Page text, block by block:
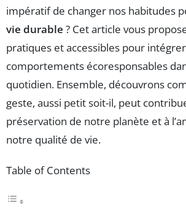
impératif de changer nos habitudes
vie durable ? Cet article vous
pratiques et accessibles pour
comportements écoresponsables
quotidien. Ensemble, découvrons
geste, aussi petit soit-il, peut
préservation de notre planète et à
notre qualité de vie.
Table of Contents